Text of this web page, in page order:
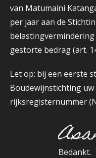
van Matumaini
per jaar aan de
gestorte bedrag (art.
Let op: bij een eerste
Boudewijnstichting
rijksregisternummer
Bedankt.